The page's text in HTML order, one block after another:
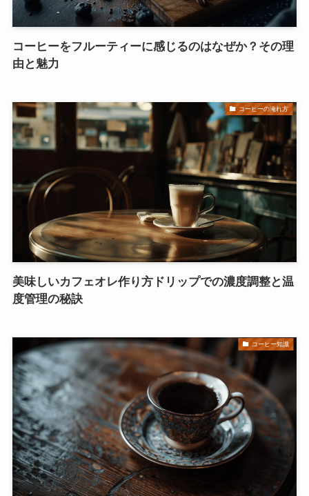
コーヒーをフルーティーに感じるのはなぜか？その理
由と魅力
コーヒーの淹れ方
美味しいカフェオレ作り方ドリップでの濃度調整と温
度管理の秘訣
コーヒー知識